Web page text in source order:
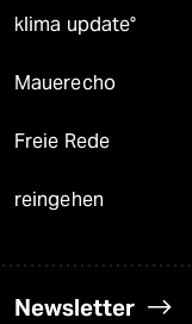
klima update°
Mauerecho
Freie Rede
reingehen
Newsletter